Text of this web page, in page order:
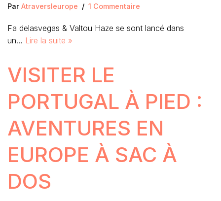
Par Atraversleurope 1 Commentaire
Fa delasvegas & Valtou Haze se sont lancé dans
un… Lire la suite »
VISITER LE
PORTUGAL À PIED :
AVENTURES EN
EUROPE À SAC À
DOS